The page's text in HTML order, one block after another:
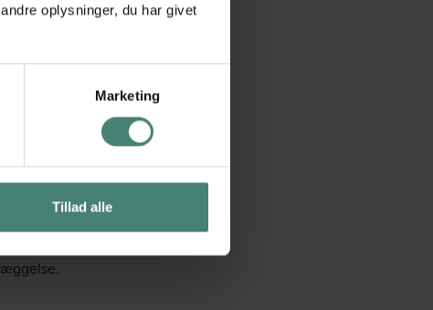
oplysninger, du har givet
Marketing
Tillad alle
kan
den